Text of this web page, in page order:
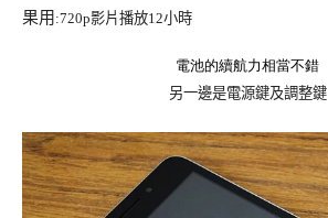
果用:720p影片播放12小時
電池的續航力相當不錯
另一邊是電源鍵及調整鍵